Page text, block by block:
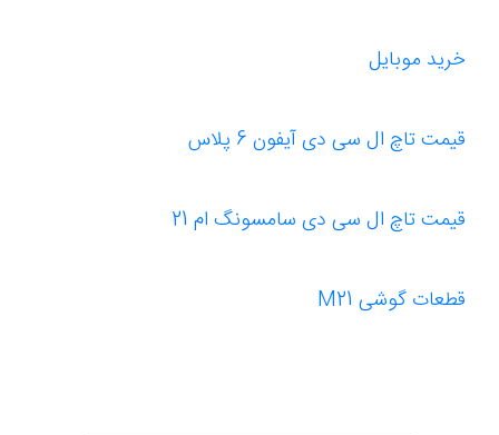
خرید موبایل
قیمت تاچ ال سی دی آیفون 6 پلاس
قیمت تاچ ال سی دی سامسونگ ام 21
قطعات گوشی M21